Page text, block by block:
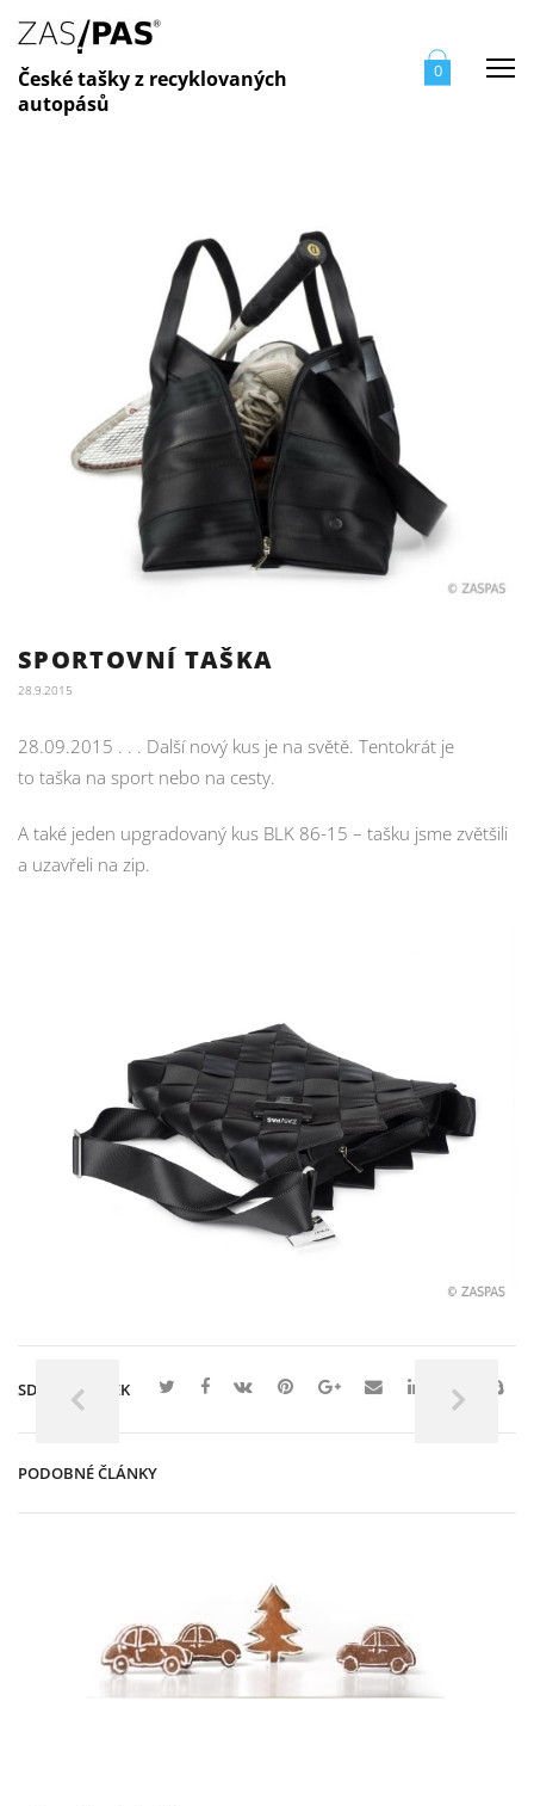
České tašky z recyklovaných
autopásů
0
SPORTOVNÍ TAŠKA
28.9.2015
28.09.2015 . . . Další nový kus je na světě. Tentokrát je
to taška na sport nebo na cesty.
A také jeden upgradovaný kus BLK 86-15 – tašku jsme zvětšili
a uzavřeli na zip.
SDÍLET ČLÁNEK
PODOBNÉ ČLÁNKY